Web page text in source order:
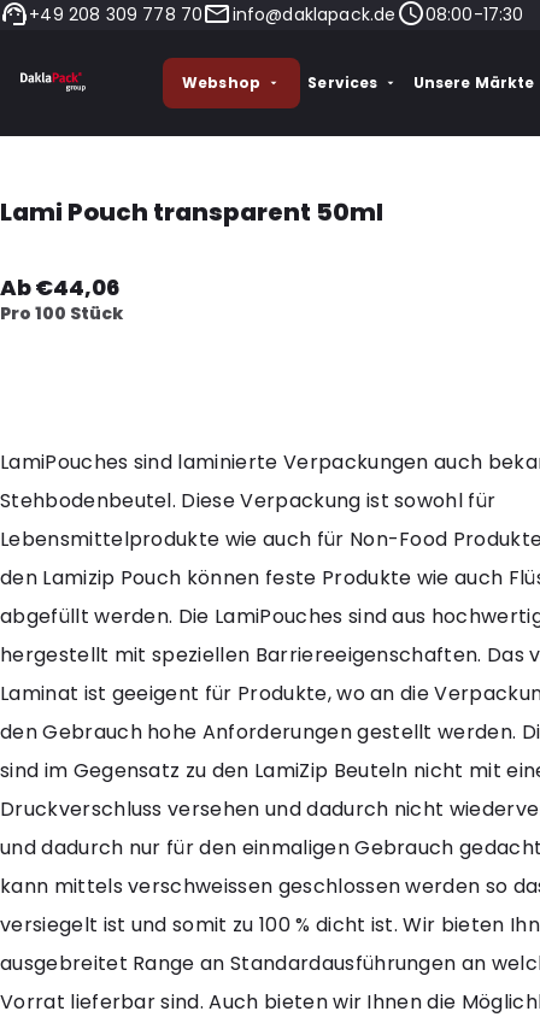
+49 208 309 778 70 info@daklapack.de 08:00-17:30
Webshop Services Unsere Märkte
Lami Pouch transparent 50ml
Ab €44,06
Pro 100 Stück
LamiPouches sind laminierte Verpackungen auch
Stehbodenbeutel. Diese Verpackung ist sowohl für
Lebensmittelprodukte wie auch für Non-Food
den Lamizip Pouch können feste Produkte wie auch
abgefüllt werden. Die LamiPouches sind aus
hergestellt mit speziellen Barriereeigenschaften. Das
Laminat ist geeigent für Produkte, wo an die
den Gebrauch hohe Anforderungen gestellt werden.
sind im Gegensatz zu den LamiZip Beuteln nicht mit
Druckverschluss versehen und dadurch nicht
und dadurch nur für den einmaligen Gebrauch
kann mittels verschweissen geschlossen werden so
versiegelt ist und somit zu 100 % dicht ist. Wir bieten
ausgebreitet Range an Standardausführungen an
Vorrat lieferbar sind. Auch bieten wir Ihnen die